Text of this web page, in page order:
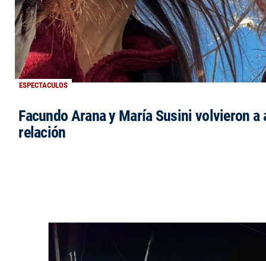
ESPECTACULOS
Facundo Arana y María Susini volvieron a
relación